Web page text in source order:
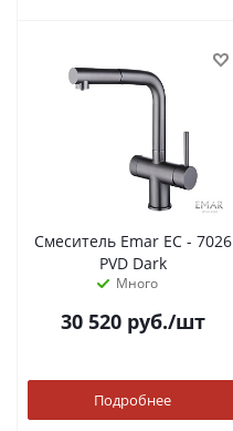
Смеситель Emar ЕС - 7026
PVD Dark
Много
30 520руб./шт
Подробнее